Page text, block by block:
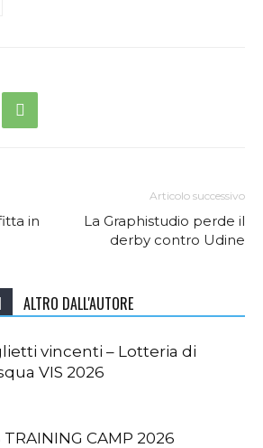
in
Articolo successivo
La Graphistudio perde il
derby contro Udine
ALTRO DALL'AUTORE
vincenti – Lotteria di
VIS 2026
TRAINING CAMP 2026